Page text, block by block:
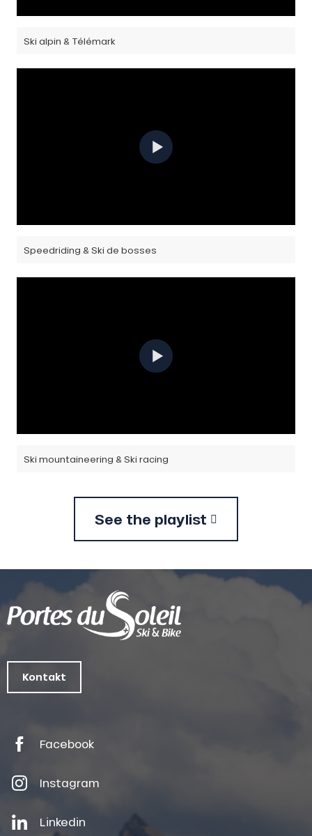
Ski alpin & Télémark
Speedriding & Ski de bosses
Ski mountaineering & Ski racing
See the playlist
Kontakt
Facebook
Instagram
Linkedin